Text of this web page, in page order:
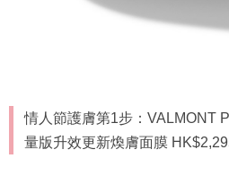
情人節護膚第1步：VALMONT
量版升效更新煥膚面膜